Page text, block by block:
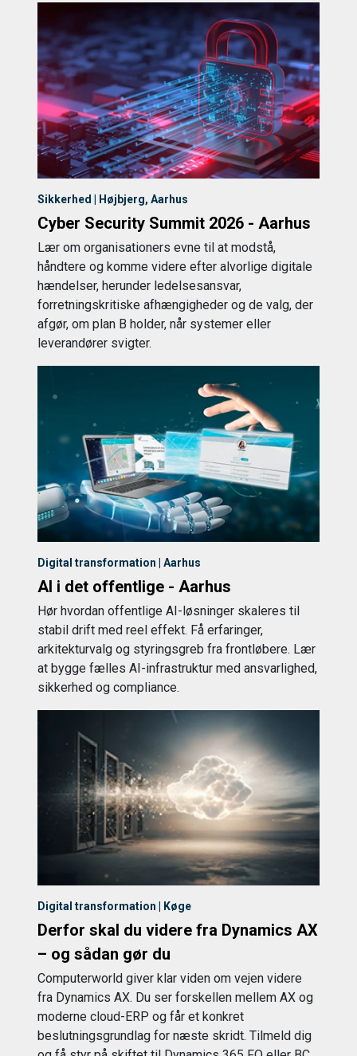
Sikkerhed | Højbjerg, Aarhus
Cyber Security Summit 2026 - Aarhus
Lær om organisationers evne til at modstå,
håndtere og komme videre efter alvorlige digitale
hændelser, herunder ledelsesansvar,
forretningskritiske afhængigheder og de valg, der
afgør, om plan B holder, når systemer eller
leverandører svigter.
Digital transformation | Aarhus
AI i det offentlige - Aarhus
Hør hvordan offentlige AI-løsninger skaleres til
stabil drift med reel effekt. Få erfaringer,
arkitekturvalg og styringsgreb fra frontløbere. Lær
at bygge fælles AI-infrastruktur med ansvarlighed,
sikkerhed og compliance.
Digital transformation | Køge
Derfor skal du videre fra Dynamics AX
– og sådan gør du
Computerworld giver klar viden om vejen videre
fra Dynamics AX. Du ser forskellen mellem AX og
moderne cloud-ERP og får et konkret
beslutningsgrundlag for næste skridt. Tilmeld dig